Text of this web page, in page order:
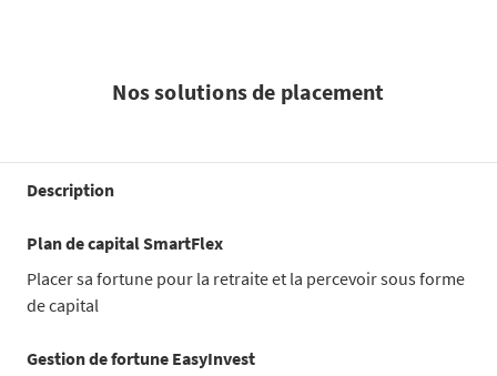
Nos solutions de placement
Description
Plan de capital SmartFlex
Placer sa fortune pour la retraite et la percevoir sous forme
de capital
Gestion de fortune EasyInvest